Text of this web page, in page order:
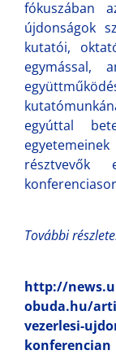
fókuszában
újdonságok
kutatói,
egymással,
egyúttal
résztvevők
További
http://
obuda.hu/
vezerlesi-
konferencian